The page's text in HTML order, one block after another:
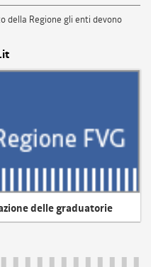
della Regione gli enti devono
delle graduatorie